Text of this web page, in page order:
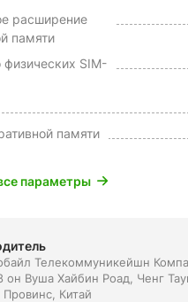
расширение
памяти
физических SIM-
памяти
параметры
Телекоммуникейшн
он Вуша Хайбин Роад, Ченг
Провинс, Китай